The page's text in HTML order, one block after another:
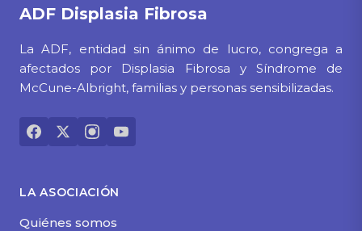
ADF Displasia Fibrosa
La ADF, entidad sin ánimo de lucro, congrega a
afectados por Displasia Fibrosa y Síndrome de
McCune-Albright, familias y personas sensibilizadas.
LA ASOCIACIÓN
Quiénes somos